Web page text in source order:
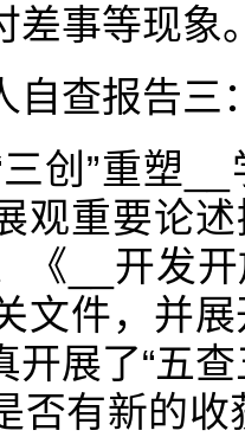
差事等现象
自查报告三
创”重塑
观重要论
《__开发
文件，并
开展了“五
否有新的